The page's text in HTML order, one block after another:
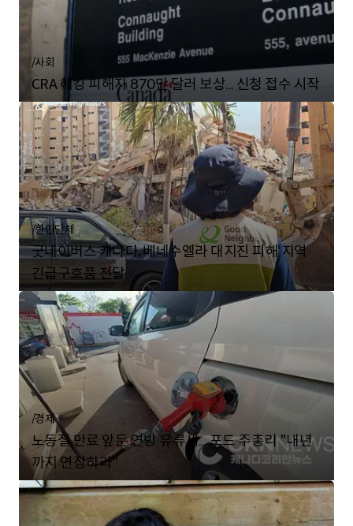
/사회
CRA 해킹 피해자 870만 달러 보상... 신청 접수 시작
/한인단체
굿네이버스 캐나다, 베네수엘라 대지진 피해 지역
긴급구호품 전달
/경제
노동절 만료 앞둔 연방 유류세... 포드 주총리 "내년
까지 연장하라"